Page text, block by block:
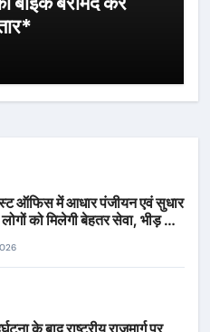
ऑफिस में आधार पंजीयन एवं सुधार
को मिलेगी बेहतर सेवा, भीड़ से